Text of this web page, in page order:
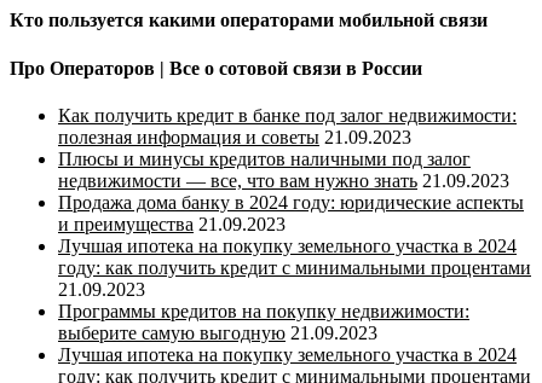
Кто пользуется какими операторами мобильной связи
Про Операторов | Все о сотовой связи в России
Как получить кредит в банке под залог недвижимости:
полезная информация и советы 21.09.2023
Плюсы и минусы кредитов наличными под залог
недвижимости — все, что вам нужно знать 21.09.2023
Продажа дома банку в 2024 году: юридические аспекты
и преимущества 21.09.2023
Лучшая ипотека на покупку земельного участка в 2024
году: как получить кредит с минимальными процентами
21.09.2023
Программы кредитов на покупку недвижимости:
выберите самую выгодную 21.09.2023
Лучшая ипотека на покупку земельного участка в 2024
году: как получить кредит с минимальными процентами